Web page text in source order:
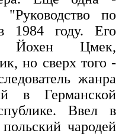
по
1984 году. Его
Йохен Цмек,
но сверх того -
жанра
в Германской
Ввел в
чародей